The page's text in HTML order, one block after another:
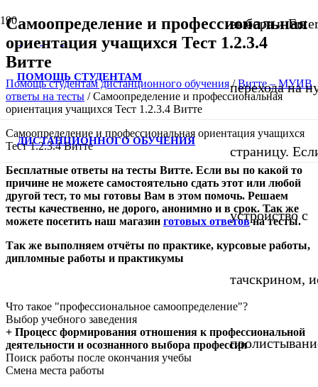
ПОМОЩЬ СТУДЕНТАМ
ДИСТАНЦИОННОГО ОБУЧЕНИЯ
выбора и
перехода на
страницу.
устройство с
тачскрином,
Самоопределение и профессиональная
ориентация учащихся Тест 1.2.3.4
Витте
Помощь студентам дистанционного обучения/Витте – МУИВ
ответы на тесты /Самоопределение и профессиональная
ориентация учащихся Тест 1.2.3.4 Витте
Самоопределение и профессиональная ориентация учащихся
Тест 1.2.3.4 Витте
Бесплатные ответы на тесты Витте. Если вы по какой то
причине не можете самостоятельно сдать этот или любой
другой тест, то мы готовы Вам в этом помочь. Решаем
тесты качественно, не дорого, анонимно и в срок. Так же
можете посетить наш магазин готовых ответовна тесты.
Так же выполняем отчёты по практике, курсовые работы,
дипломные работы и практикумы
Что такое "профессиональное самоопределение"?
Выбор учебного заведения
+ Процесс формирования отношения к профессиональной
деятельности и осознанного выбора профессии
Поиск работы после окончания учебы
Смена места работы